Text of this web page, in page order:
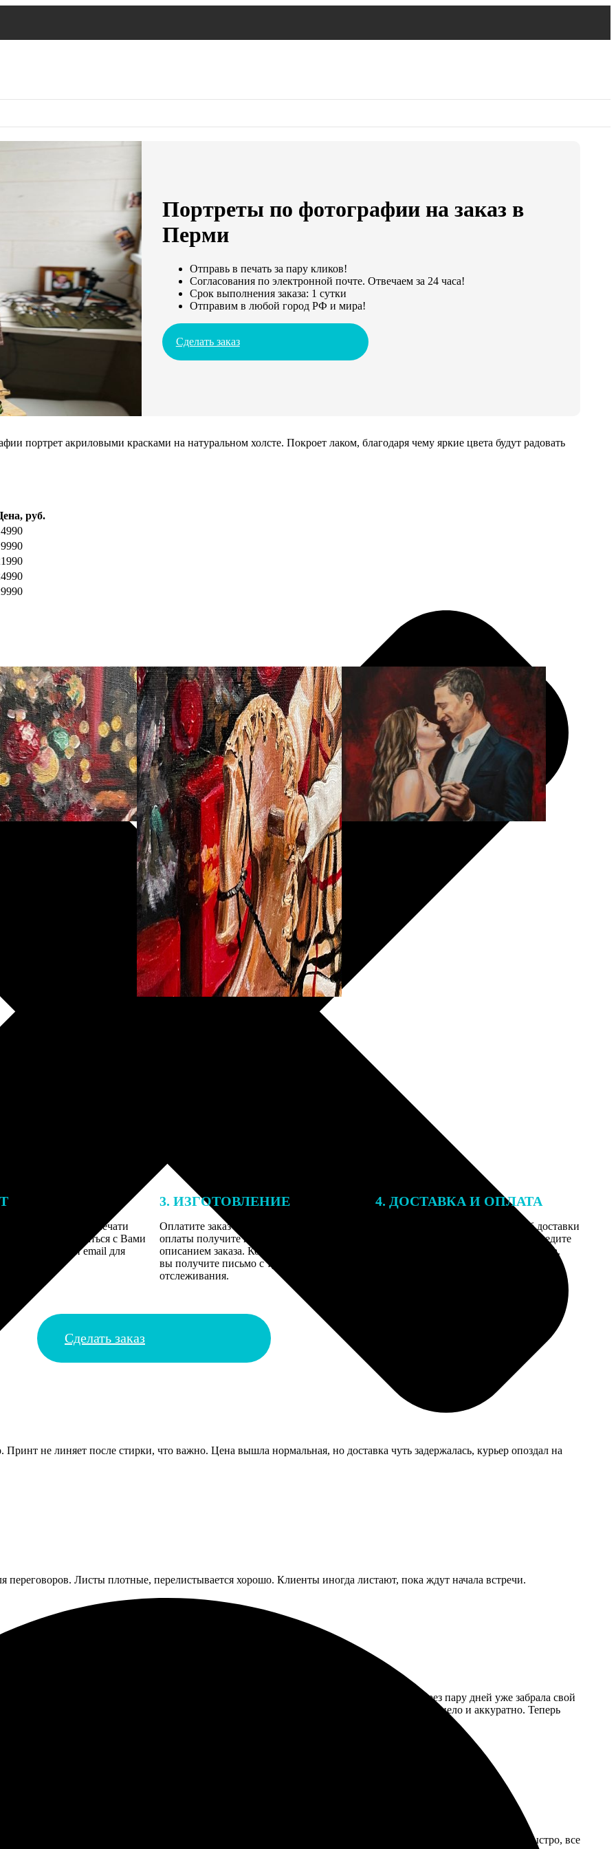
Портреты по фотографии на заказ в
Перми
Отправь в печать за пару кликов!
Согласования по электронной почте. Отвечаем за 24 часа!
Срок выполнения заказа: 1 сутки
Отправим в любой город РФ и мира!
Сделать заказ
портрет акриловыми красками на натуральном холсте. Покроет лаком, благодаря чему яркие цвета будут радовать
руб.
заказа к печати
могут связаться с Вами
телефону или email для
3. ИЗГОТОВЛЕНИЕ
Оплатите заказ банковской картой. После
оплаты получите подтверждение на email с
описанием заказа. Когда отправим заказ
вы получите письмо с трек-номером для
отслеживания.
4. ДОСТАВКА И ОПЛАТА
Введите адрес и выберите способ доставки
заказа. Если у вас есть промокод, введите
его в специальное поле для промокода.
Сделать заказ
не линяет после стирки, что важно. Цена вышла нормальная, но доставка чуть задержалась, курьер опоздал на
Листы плотные, перелистывается хорошо. Клиенты иногда листают, пока ждут начала встречи.
процесс оказался простым и удобным. Выбрала формат, загрузила снимок. Через пару дней уже забрала свой
полностью соответствовал ожиданиям. Приятно удивила упаковка – всё цело и аккуратно. Теперь
Равноценный результат за разумную цену. Рекомендую!
Сайт понятный, легко выбирать. Менеджеры отзывчивые, помогли с выбором. Получила готовые работы быстро, все